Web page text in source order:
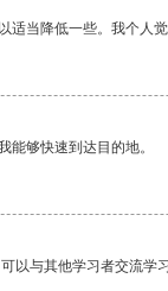
适当降低一些。我个人
能够快速到达目的地。
以与其他学习者交流学习